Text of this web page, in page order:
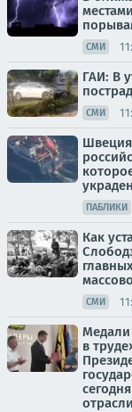
СМИ
ГАИ: В
СМИ
Швеция
ПАБЛИКИ
Как
СМИ
Медали
в